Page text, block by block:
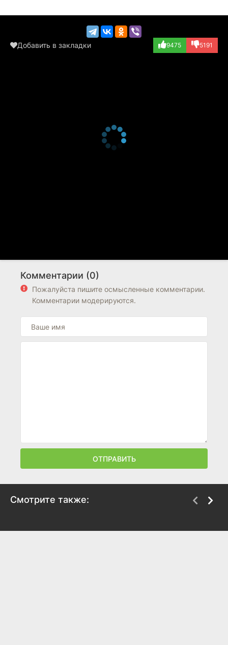
Добавить в закладки 9475 5191
Комментарии (0)
Пожалуйста пишите осмысленные комментарии.
Комментарии модерируются.
ОТПРАВИТЬ
Смотрите также: